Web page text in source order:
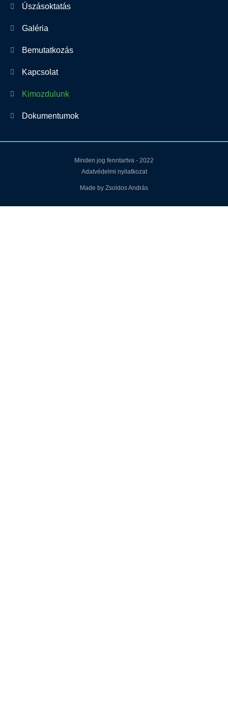
Úszásoktatás
Galéria
Bemutatkozás
Kapcsolat
Kimozdulunk
Dokumentumok
Minden jog fenntartva - 2022
Adatvédelmi nyilatkozat
Made by Zsoldos András